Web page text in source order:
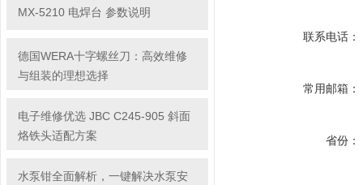
MX-5210 电焊台 参数说明
德国WERA十字螺丝刀：高效维修
与组装的理想选择
电子维修优选 JBC C245-905 斜面
烙铁头适配方案
水泵钳全面解析，一键解决水泵安
联系电话：
常用邮箱：
省份：